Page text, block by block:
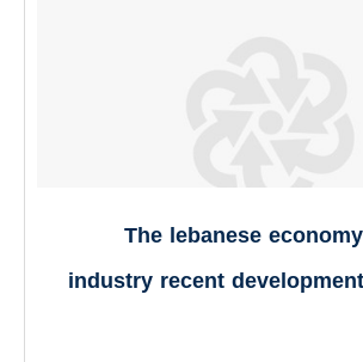
The lebanese
industry recent